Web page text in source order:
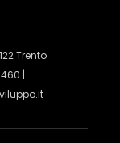
Trento
|